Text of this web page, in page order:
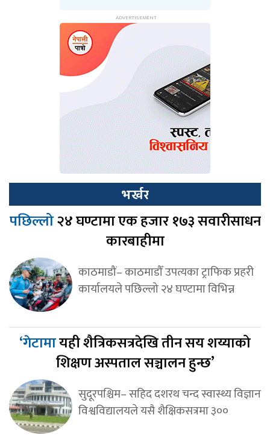
भर्खर
पछिल्लो२४ घण्टामा एक हजार १७३ सवारीसाधन
कारबाहीमा
काठमाडौं– काठमाडौँ उपत्यका ट्राफिक प्रहरी
कार्यालयले पछिल्लो २४ घण्टामा विभिन्न
‘गेटामायही शैत्रिकसत्रदेखि तीन सय शय्याको
शिक्षण अस्पताल सञ्चालन हुन्छ’
सुदूरपश्चिम– सहिद दशरथ चन्द स्वास्थ्य विज्ञान
विश्वविद्यालयले यसै शैक्षिकसत्रमा ३००